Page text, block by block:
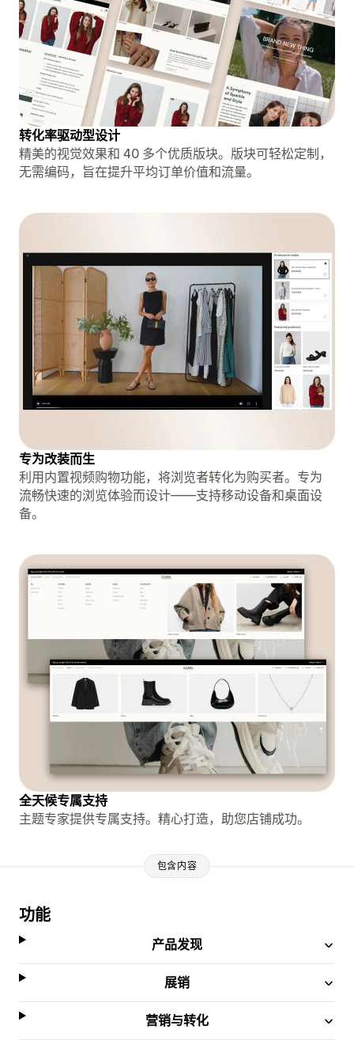
转化率驱动型设计
精美的视觉效果和 40 多个优质版块。版块可轻松定制，
无需编码，旨在提升平均订单价值和流量。
专为改装而生
利用内置视频购物功能，将浏览者转化为购买者。专为
流畅快速的浏览体验而设计——支持移动设备和桌面设
备。
全天候专属支持
主题专家提供专属支持。精心打造，助您店铺成功。
包含内容
功能
产品发现
展销
营销与转化